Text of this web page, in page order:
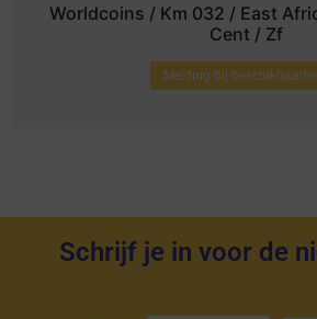
Worldcoins / Km 032 / East
Cent / Zf
Melding bij
Schrijf je in voor de